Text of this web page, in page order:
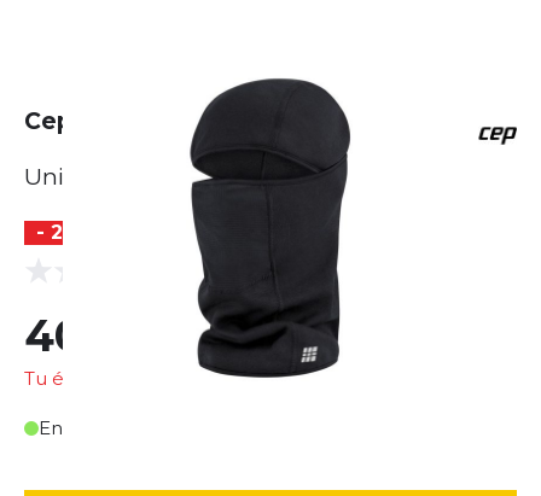
Cep Core Run Balaclava
Unisexe
- 20 %
0.0
40,33 € 50,42 €
Tu économises 10,09 €
En stock